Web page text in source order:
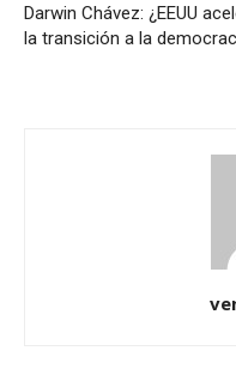
Darwin Chávez: ¿EEUU
la transición a la